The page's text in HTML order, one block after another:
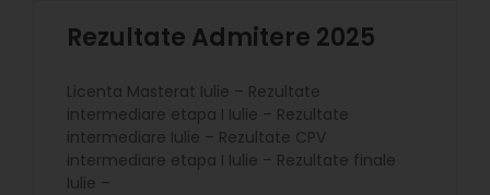
Rezultate Admitere 2025
Licenta Masterat Iulie – Rezultate
intermediare etapa I Iulie – Rezultate
intermediare Iulie – Rezultate CPV
intermediare etapa I Iulie – Rezultate finale
Iulie –